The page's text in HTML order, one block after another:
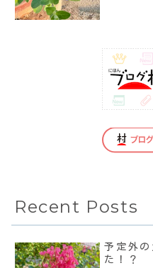
Recent Posts
予定外
た！？